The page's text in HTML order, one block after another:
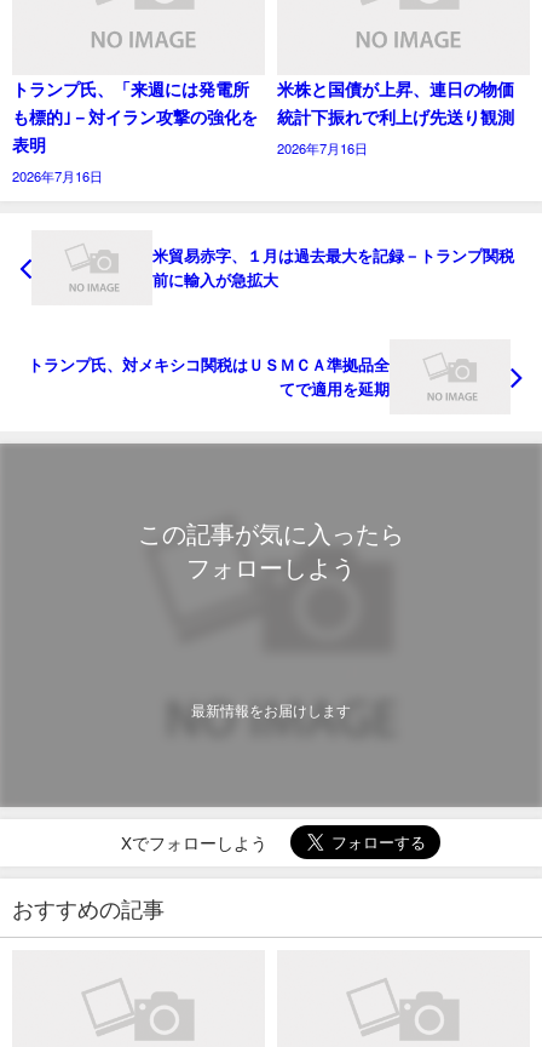
トランプ氏、「来週には発電所
も標的｣－対イラン攻撃の強化を
表明
2026年7月16日
米株と国債が上昇、連日の物価
統計下振れで利上げ先送り観測
2026年7月16日
米貿易赤字、１月は過去最大を記録－トランプ関税
前に輸入が急拡大
トランプ氏、対メキシコ関税はＵＳＭＣＡ準拠品全
てで適用を延期
この記事が気に入ったら
フォローしよう
最新情報をお届けします
Xでフォローしよう
おすすめの記事